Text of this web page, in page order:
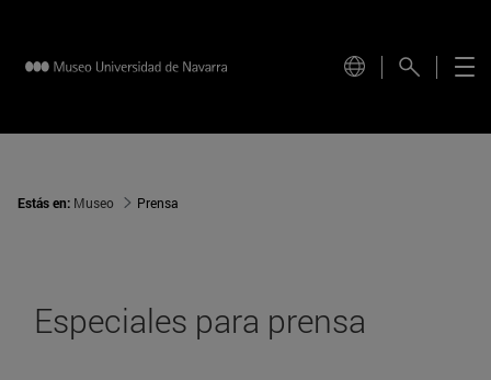
Estás en: Museo Prensa
Especiales para prensa